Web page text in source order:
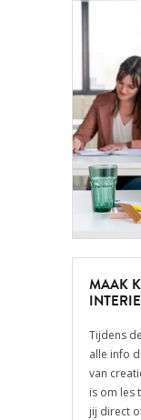
MAAK
Tijdens
alle info
van
is om les
jij direct